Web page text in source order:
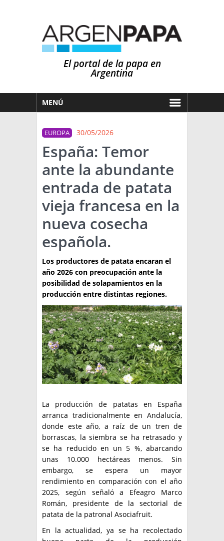
El portal de la papa en
Argentina
MENÚ
MERCADOS
NOTICIAS
EN ESPAÑOL
OTROS IDIOMAS
PRONÓSTICO
LLUVIAS
ARGENTINA
EL MUNDO
TÉCNICA
PRODUCCION
CLASIFICADOS
INTERES GENERAL
LA PAPA
RESOLUCIONES Y NORMATIVAS
ENLACES
ARGENPAPA
PUBLICIDAD
QUIENES SOMOS
CONTACTO
BUSCAR NOTICIAS
BUSCAR
EUROPA 30/05/2026
España: Temor
ante la abundante
entrada de patata
vieja francesa en la
nueva cosecha
española.
Los productores de patata encaran el
año 2026 con preocupación ante la
posibilidad de solapamientos en la
producción entre distintas regiones.
La producción de patatas en España
arranca tradicionalmente en Andalucía,
donde este año, a raíz de un tren de
borrascas, la siembra se ha retrasado y
se ha reducido en un 5 %, abarcando
unas 10.000 hectáreas menos. Sin
embargo, se espera un mayor
rendimiento en comparación con el año
2025, según señaló a Efeagro Marco
Román, presidente de la sectorial de
patata de la patronal Asociafruit.
En la actualidad, ya se ha recolectado